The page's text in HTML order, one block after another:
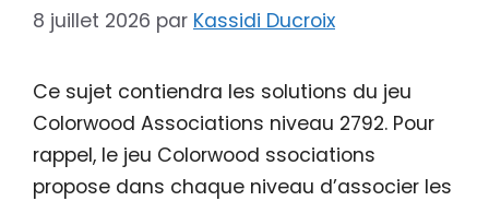
8 juillet 2026 par Kassidi Ducroix
Ce sujet contiendra les solutions du jeu
Colorwood Associations niveau 2792. Pour
rappel, le jeu Colorwood ssociations
propose dans chaque niveau d’associer les